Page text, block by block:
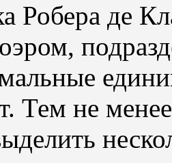
Робера де
Тем не